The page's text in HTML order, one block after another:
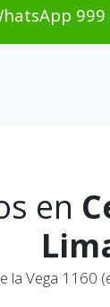
999
en
la Vega 1160